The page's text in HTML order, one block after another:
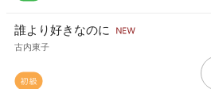
誰より好きなのに
古内東子